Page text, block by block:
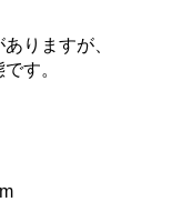
りますが、
す。